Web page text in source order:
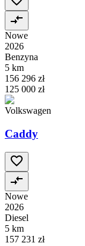
Nowe
2026
Benzyna
5 km
156 296 zł
125 000 zł
Volkswagen
Caddy
Nowe
2026
Diesel
5 km
157 231 zł